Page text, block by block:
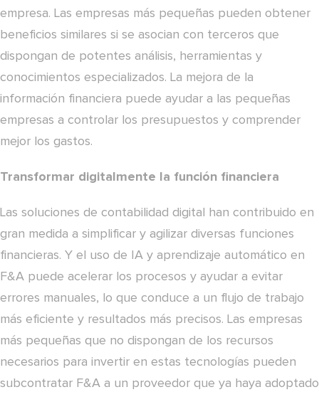
empresa. Las empresas más pequeñas pueden obtener
beneficios similares si se asocian con terceros que
dispongan de potentes análisis, herramientas y
conocimientos especializados. La mejora de la
información financiera puede ayudar a las pequeñas
empresas a controlar los presupuestos y comprender
mejor los gastos.
Transformar digitalmente la función financiera
Las soluciones de contabilidad digital han contribuido en
gran medida a simplificar y agilizar diversas funciones
financieras. Y el uso de IA y aprendizaje automático en
F&A puede acelerar los procesos y ayudar a evitar
errores manuales, lo que conduce a un flujo de trabajo
más eficiente y resultados más precisos. Las empresas
más pequeñas que no dispongan de los recursos
necesarios para invertir en estas tecnologías pueden
subcontratar F&A a un proveedor que ya haya adoptado